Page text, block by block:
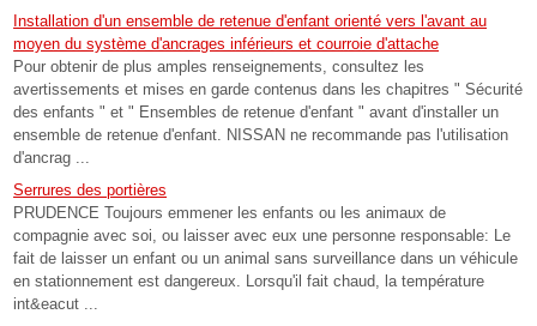
Installation d'un ensemble de retenue d'enfant orienté vers l'avant au
moyen du système d'ancrages inférieurs et courroie d'attache
Pour obtenir de plus amples renseignements, consultez les
avertissements et mises en garde contenus dans les chapitres " Sécurité
des enfants " et " Ensembles de retenue d'enfant " avant d'installer un
ensemble de retenue d'enfant. NISSAN ne recommande pas l'utilisation
d'ancrag ...
Serrures des portières
PRUDENCE Toujours emmener les enfants ou les animaux de
compagnie avec soi, ou laisser avec eux une personne responsable: Le
fait de laisser un enfant ou un animal sans surveillance dans un véhicule
en stationnement est dangereux. Lorsqu'il fait chaud, la température
int&eacut ...